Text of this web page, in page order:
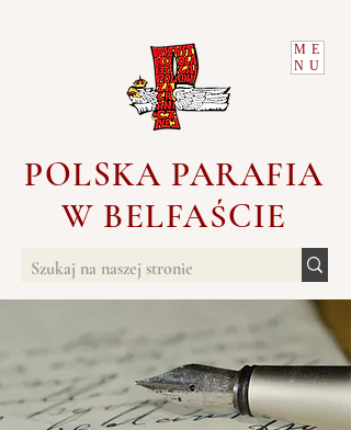
POLSKA PARAFIA
W BELFAŚCIE
ME
NU